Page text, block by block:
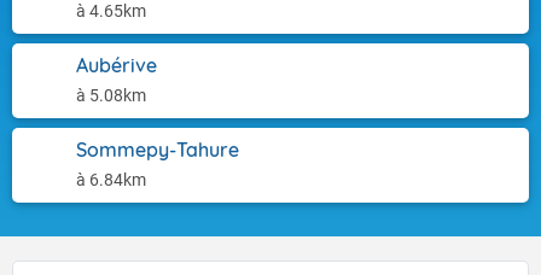
à 4.65km
Aubérive
à 5.08km
Sommepy-Tahure
à 6.84km